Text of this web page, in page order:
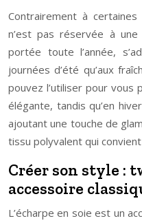
Contrairement à
n’est pas réservée à
portée toute l’année,
journées d’été qu’aux
pouvez l’utiliser pour
élégante, tandis qu’en
ajoutant une touche de
tissu polyvalent qui
Créer son style :
accessoire
L’écharpe en soie est un